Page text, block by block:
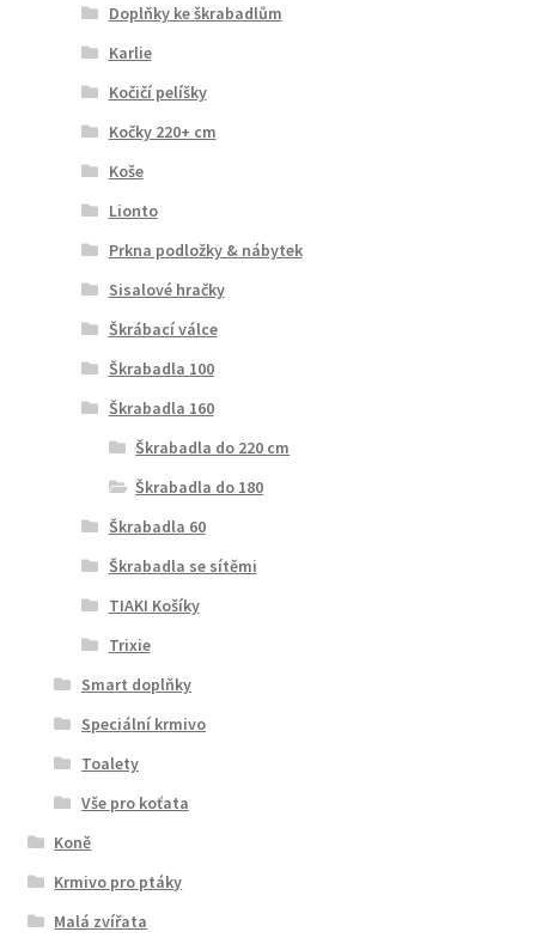
Doplňky ke škrabadlům
Karlie
Kočičí pelíšky
Kočky 220+ cm
Koše
Lionto
Prkna podložky & nábytek
Sisalové hračky
Škrábací válce
Škrabadla 100
Škrabadla 160
Škrabadla do 220 cm
Škrabadla do 180
Škrabadla 60
Škrabadla se sítěmi
TIAKI Košíky
Trixie
Smart doplňky
Speciální krmivo
Toalety
Vše pro koťata
Koně
Krmivo pro ptáky
Malá zvířata